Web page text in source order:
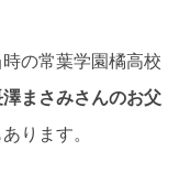
の常葉学園橘高校
まさみさんのお父
ります。